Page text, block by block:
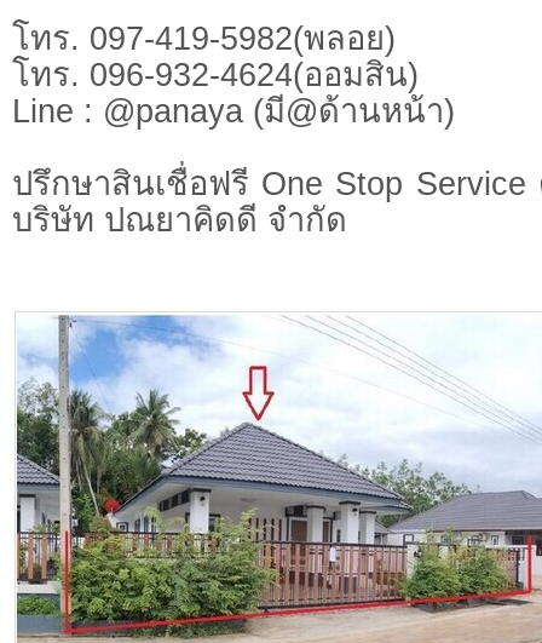
โทร. 097-419-5982(พลอย)
โทร. 096-932-4624(ออมสิน)
Line : @panaya (มี@ด้านหน้า)
ปรึกษาสินเชื่อฟรี One Stop
บริษัท ปณยาคิดดี จำกัด